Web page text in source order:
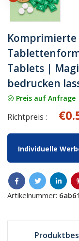
Tablets |
bedrucken
Preis auf Anfrage
Richtpreis :
Individuelle
Artikelnummer: